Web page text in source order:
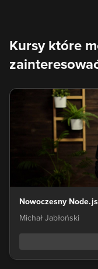
Kursy które
Nowoczesny Node.js
Michał Jabłoński